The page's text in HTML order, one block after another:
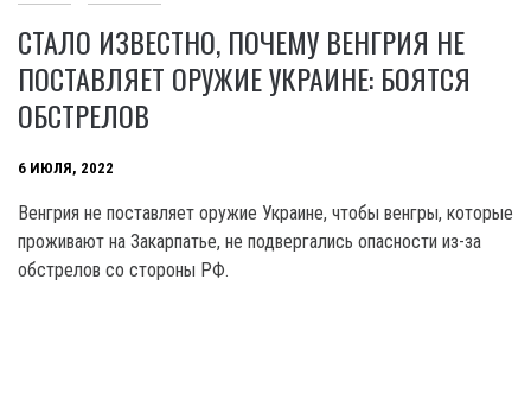
СТАЛО ИЗВЕСТНО, ПОЧЕМУ ВЕНГРИЯ НЕ
ПОСТАВЛЯЕТ ОРУЖИЕ УКРАИНЕ: БОЯТСЯ
ОБСТРЕЛОВ
6 ИЮЛЯ, 2022
Венгрия не поставляет оружие Украине, чтобы венгры, которые
проживают на Закарпатье, не подвергались опасности из-за
обстрелов со стороны РФ.